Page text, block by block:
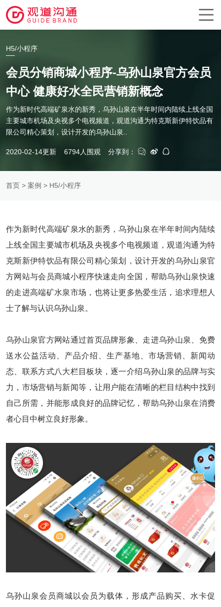
H5/小程序
会员分销商城小程序-乌孙山泉官方会员
中心 健康好水全民营销新概念
作为新时代高端矿泉水的新秀，乌孙山泉在半年时间内陆续上线全国
主要城市机场及央视多个电视频道，观道沟通为特克斯新伊特饮品有
限公司精心策划，设计开发的乌孙山泉..
2020-02-14更新 6794人围观 分享到：
首页 > 案例 > H5/小程序
作为新时代高端矿泉水的新秀，乌孙山泉在半年时间内陆续
上线全国主要城市机场及央视多个电视频道，观道沟通为特
克斯新伊特饮品有限公司精心策划，设计开发的乌孙山泉官
方网站与会员商城小程序快速走向全国，帮助乌孙山泉快速
的走进高端矿水泉市场，也将让更多热爱生活，追求理想人
士了解与认识乌孙山泉。
乌孙山泉官方网站通过首页品牌形象、走进乌孙山泉、免费
送水公益活动、产品介绍、生产基地、市场营销、新闻动
态、联系方式八大栏目板块，逐一介绍乌孙山泉的品牌与实
力，市场营销与新闻等，让用户能在清晰的栏目结构中找到
自己所需，并能形成良好的品牌记忆，帮助乌孙山泉在消费
者心目中树立良好形象。
乌孙山泉会员商城以会员为载体，形成产品购买、水卡促